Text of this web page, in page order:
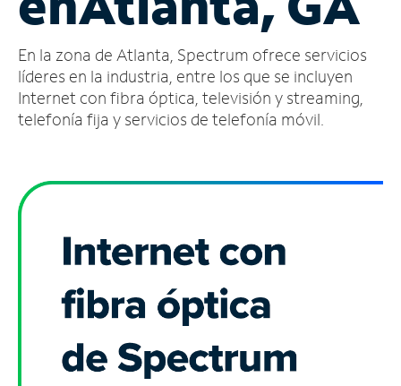
cuenta
Encuentra
una
tienda
En la zona de Atlanta, Spectrum ofrece servicios
líderes en la industria, entre los que se incluyen
Internet con fibra óptica, televisión y streaming,
telefonía fija y servicios de telefonía móvil.